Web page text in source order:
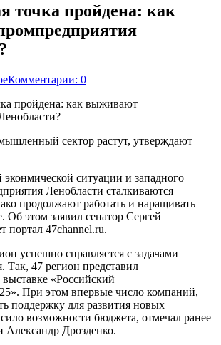
точка пройдена: как
Комментарии: 0
сектор растут, утверждают
ситуации и западного
Ленобласти сталкиваются
продолжают работать и наращивать
Об этом заявил сенатор Сергей
портал 47channel.ru.
успешно справляется с задачами
Так, 47 регион представил
«Российский
При этом впервые число компаний,
поддержку для развития новых
возможности бюджета, отмечал ранее
Александр Дрозденко.